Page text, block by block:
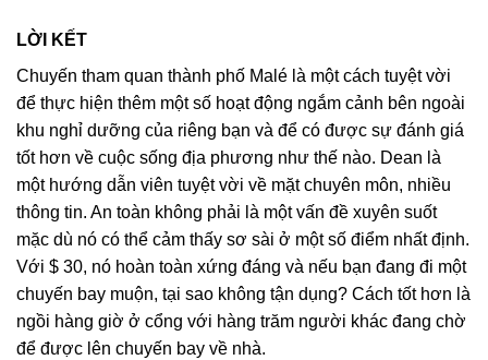
LỜI KẾT
Chuyến tham quan thành phố Malé là một cách tuyệt vời
để thực hiện thêm một số hoạt động ngắm cảnh bên ngoài
khu nghỉ dưỡng của riêng bạn và để có được sự đánh giá
tốt hơn về cuộc sống địa phương như thế nào. Dean là
một hướng dẫn viên tuyệt vời về mặt chuyên môn, nhiều
thông tin. An toàn không phải là một vấn đề xuyên suốt
mặc dù nó có thể cảm thấy sơ sài ở một số điểm nhất định.
Với $ 30, nó hoàn toàn xứng đáng và nếu bạn đang đi một
chuyến bay muộn, tại sao không tận dụng? Cách tốt hơn là
ngồi hàng giờ ở cổng với hàng trăm người khác đang chờ
để được lên chuyến bay về nhà.